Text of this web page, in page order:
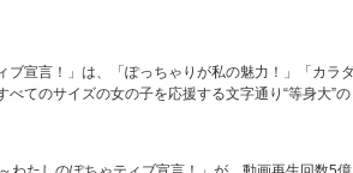
宣言！」は、「ぽっちゃりが私の魅力！」「カラ
てのサイズの女の子を応援する文字通り“等身大”の